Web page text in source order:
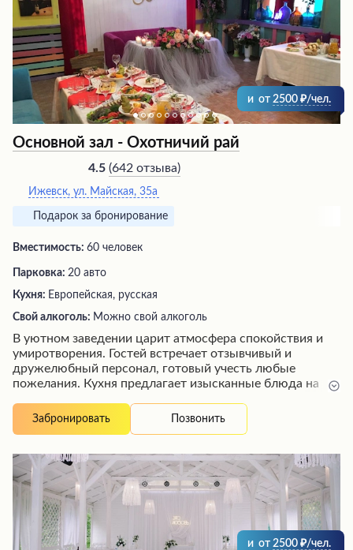
идеальные условия для проведения банкетов и
корпоративных мероприятий.
и от 2500 /чел.
Основной зал - Охотничий рай
4.5 (642 отзыва)
Ижевск, ул. Майская, 35а
Подарок за бронирование
Вместимость: 60 человек
Парковка: 20 авто
Кухня: Европейская, русская
Свой алкоголь: Можно свой алкоголь
В уютном заведении царит атмосфера спокойствия и
умиротворения. Гостей встречает отзывчивый и
дружелюбный персонал, готовый учесть любые
пожелания. Кухня предлагает изысканные блюда на
деликатесов из мяса диких животных. Особого
внимания заслуживает великолепная охотничья кухня,
приготовлении блюд из медвежатины, оленины,
кабанины и дичи. Свежие ингредиенты, безупречная
подача и восхитительный вкус покоряют даже самых
взыскательных гурманов. Здесь можно насладиться
вкусными коктейлями и провести время в уютной и
гостеприимной обстановке.
Забронировать Позвонить
и от 2500
/чел.